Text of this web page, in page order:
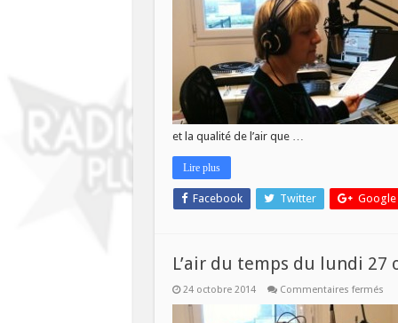
et la qualité de l’air que …
Lire plus
Facebook Twitter Google
L’air du temps du lundi 27
24 octobre 2014 Commentaires ferméssur